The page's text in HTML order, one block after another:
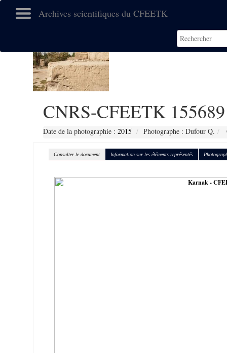
Archives scientifiques du CFEETK
CNRS-CFEETK 155689
Date de la photographie : 2015 Photographe : Dufour Q.
Consulter le document Information sur les éléments représentés